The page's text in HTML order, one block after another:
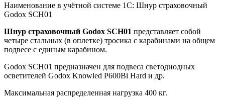
Наименование в учётной системе 1С: Шнур страховочный
Godox SCH01
Шнур страховочный Godox SCH01 представляет собой
четыре стальных (в оплетке) тросика с карабинами на общем
подвесе с единым карабином.
Godox SCH01 предназначен для подвеса светодиодных
осветителей Godox Knowled P600Bi Hard и др.
Максимальная распределенная нагрузка 400 кг.